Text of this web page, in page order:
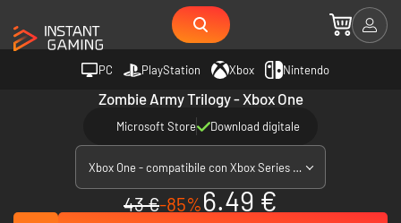
PC PlayStation Xbox Nintendo
Zombie Army Trilogy - Xbox One
Microsoft Store Download digitale
Xbox One - compatibile con Xbox Series X|S
43 €-85%6.49 €